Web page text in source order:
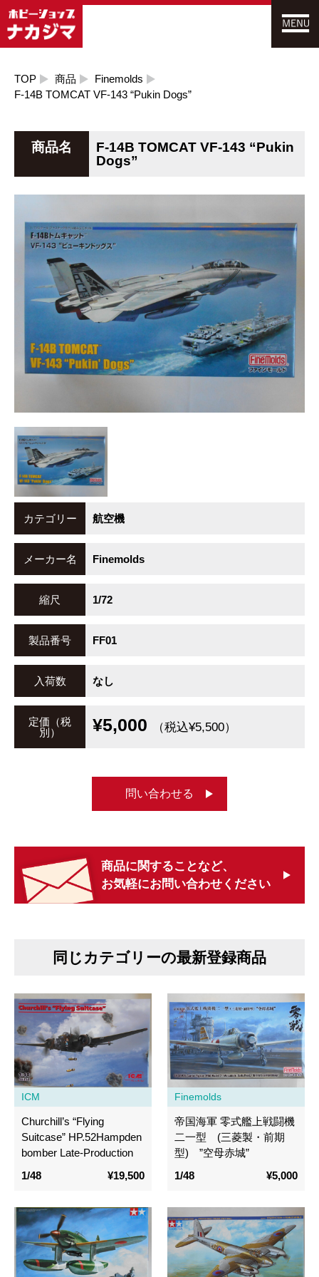
TOP 商品
Finemolds
F-14B TOMCAT VF-143 “Pukin Dogs”
商品名
F-14B TOMCAT VF-143 “Pukin
Dogs”
カテゴリー 航空機
メーカー名 Finemolds
縮尺 1/72
製品番号 FF01
入荷数 なし
定価（税
別）
¥5,000 （税込¥5,500）
問い合わせる
商品に関することなど、
お気軽にお問い合わせください
同じカテゴリーの最新登録商品
ICM
Churchill’s “Flying
Suitcase” HP.52Hampden
bomber Late-Production
1/48
¥19,500
Finemolds
帝国海軍 零式艦上戦闘機
二一型 (三菱製・前期
型) ”空母赤城”
1/48
¥5,000